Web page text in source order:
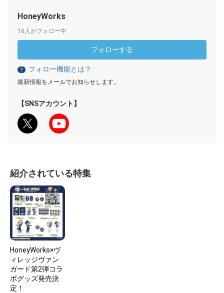
HoneyWorks
16人がフォロー中
フォローする
？ フォロー機能とは？
最新情報をメールでお知らせします。
【SNSアカウント】
紹介されている特集
HoneyWorks×ヴ
ィレッジヴァン
ガード第2弾コラ
ボグッズ発売決
定！